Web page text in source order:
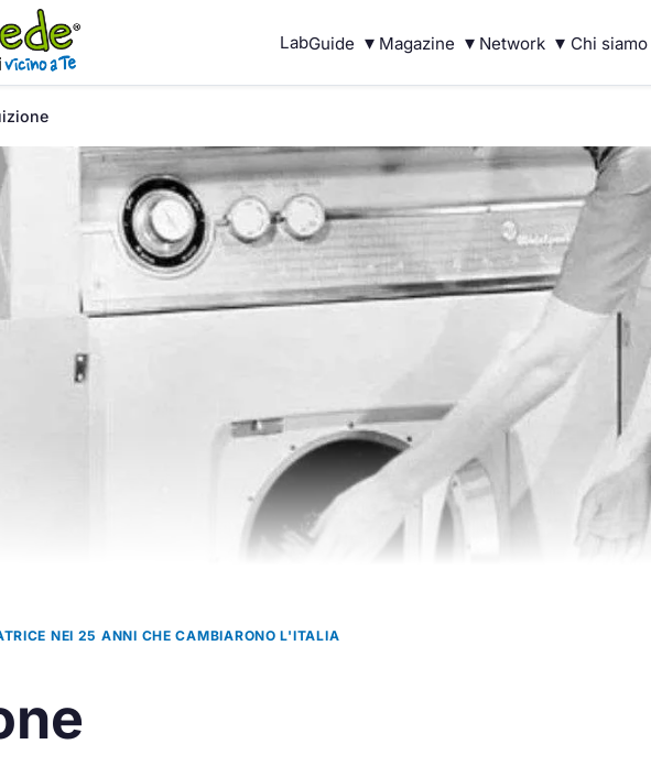
LabGuide ▾ Magazine ▾ Network ▾ Chi siamo
NEI 25 ANNI CHE CAMBIARONO L'ITALIA